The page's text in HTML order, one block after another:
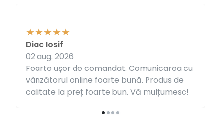
Foarte ușor de comandat. Comunicarea cu
vânzătorul online foarte bună. Produs de
calitate la preț foarte bun. Vă mulțumesc!
Diac Iosif
02 aug. 2026